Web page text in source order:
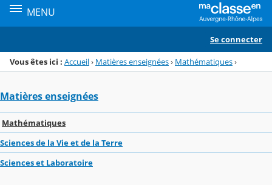
MENU
Se connecter
Vous êtes ici : Accueil› Matières enseignées› Mathématiques›
Matières enseignées
Mathématiques
Sciences de la Vie et de la Terre
Sciences et Laboratoire